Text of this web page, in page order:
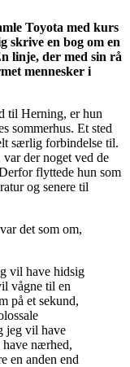
Toyota med kurs
skrive en bog om en
linje, der med sin rå
mennesker i
til Herning, er hun
sommerhus. Et sted
særlig forbindelse til.
der noget ved de
flyttede hun som
og senere til
det som om,
vil have hidsig
vågne til en
på et sekund,
jeg vil have
have nærhed,
en anden end